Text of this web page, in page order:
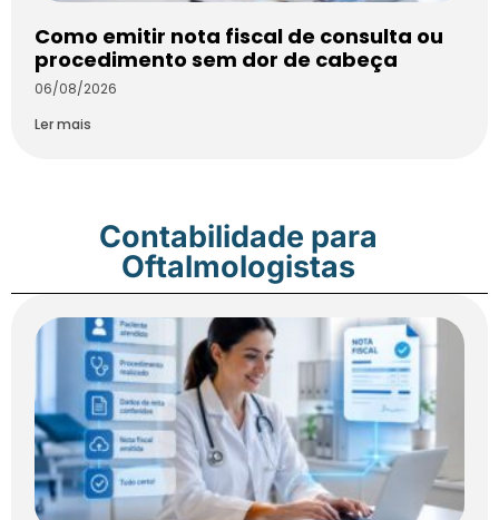
Como emitir nota fiscal de consulta ou
procedimento sem dor de cabeça
06/08/2026
Ler mais
Contabilidade para
Oftalmologistas